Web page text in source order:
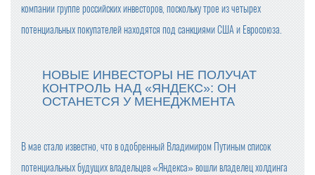
С ПРАЗДНИКОМ ВЕСНЫ, ДОРОГИЕ ЖЕНЩИНЫ!
ФАС НЕ НАШЛА ПРИЗНАКОВ ЦЕНОВОГО СГОВОРА У П
РОИЗВОДИТЕЛЕЙ СЛИВОЧНОГО МАСЛА
ПОЗДРАВЛЯЕМ С НАСТУПАЮЩИМ 2025 НОВЫМ ГОД
ОМ!
компании группе российских инвесторов, поскольку трое из четырех
потенциальных покупателей находятся под санкциями США и Евросоюза.
НОВЫЕ ИНВЕСТОРЫ НЕ ПОЛУЧАТ
КОНТРОЛЬ НАД «ЯНДЕКС»: ОН
ОСТАНЕТСЯ У МЕНЕДЖМЕНТА
В мае стало известно, что в одобренный Владимиром Путиным список
потенциальных будущих владельцев «Яндекса» вошли владелец холдинга